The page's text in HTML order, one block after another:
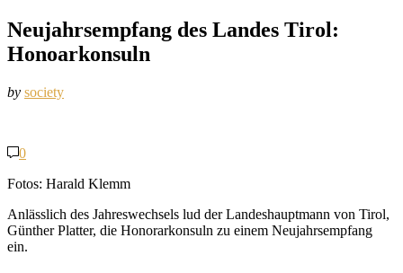
Neujahrsempfang des Landes Tirol:
Honoarkonsuln
by society
0
Fotos: Harald Klemm
Anlässlich des Jahreswechsels lud der Landeshauptmann von Tirol,
Günther Platter, die Honorarkonsuln zu einem Neujahrsempfang
ein.